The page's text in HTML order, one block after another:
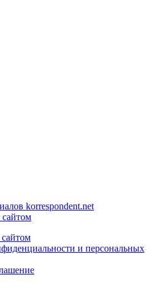
korrespondent.net
сайтом
и персональных